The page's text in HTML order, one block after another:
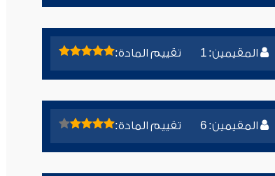
المقيمين: 1 تقييم المادة:
المقيمين: 6 تقييم المادة: